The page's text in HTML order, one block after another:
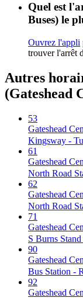
Quel est
Buses) le
Ouvrez l'appli
trouver l'arrêt
Autres
(Gateshead
53
Gateshead
Kingsway -
61
Gateshead
North Road
62
Gateshead
North Road
71
Gateshead
S Burns
90
Gateshead
Bus Station -
92
Gateshead